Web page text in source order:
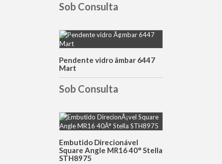
Sob Consulta
DETALHES
Pendente vidro âmbar 6447
Mart
Sob Consulta
DETALHES
Embutido Direcionável
Square Angle MR16 40° Stella
STH8975